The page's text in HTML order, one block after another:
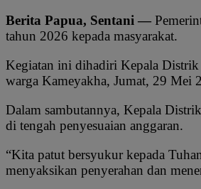
Berita Papua, Sentani —
tahun 2026 kepada masyarakat.
Kegiatan ini dihadiri Kepala
warga Kameyakha, Jumat, 29 Mei
Dalam sambutannya, Kepala
di tengah penyesuaian anggaran.
“Kita patut bersyukur kepada
menyaksikan penyerahan dan